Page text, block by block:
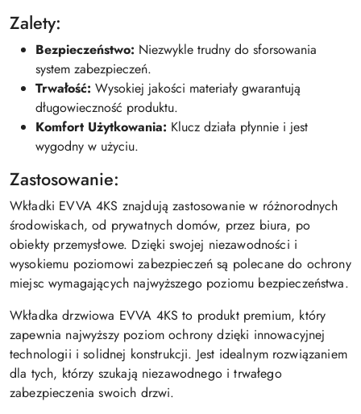
Zalety:
Bezpieczeństwo: Niezwykle trudny do sforsowania
system zabezpieczeń.
Trwałość: Wysokiej jakości materiały gwarantują
długowieczność produktu.
Komfort Użytkowania: Klucz działa płynnie i jest
wygodny w użyciu.
Zastosowanie:
Wkładki EVVA 4KS znajdują zastosowanie w różnorodnych
środowiskach, od prywatnych domów, przez biura, po
obiekty przemysłowe. Dzięki swojej niezawodności i
wysokiemu poziomowi zabezpieczeń są polecane do ochrony
miejsc wymagających najwyższego poziomu bezpieczeństwa.
Wkładka drzwiowa EVVA 4KS to produkt premium, który
zapewnia najwyższy poziom ochrony dzięki innowacyjnej
technologii i solidnej konstrukcji. Jest idealnym rozwiązaniem
dla tych, którzy szukają niezawodnego i trwałego
zabezpieczenia swoich drzwi.